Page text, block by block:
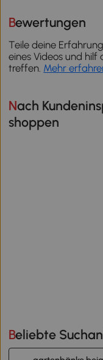
Bewertungen
Teile deine
eines Videos und hilf
treffen. Mehr
Nach Kundeninspiration
shoppen
Beliebte